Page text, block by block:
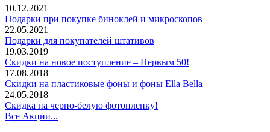
10.12.2021
Подарки при покупке биноклей и микроскопов
22.05.2021
Подарки для покупателей штативов
19.03.2019
Скидки на новое поступление – Первым 50!
17.08.2018
Скидки на пластиковые фоны и фоны Ella Bella
24.05.2018
Скидка на черно-белую фотопленку!
Все Акции...